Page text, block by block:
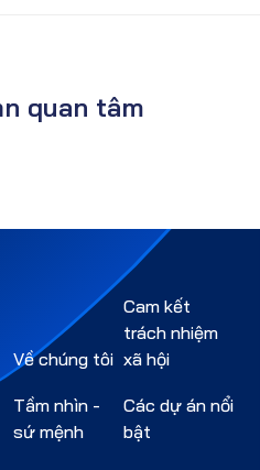
quan tâm
Về chúng tôi
Tầm nhìn -
sứ mệnh
Cam kết
trách nhiệm
xã hội
Các dự án nổi
bật